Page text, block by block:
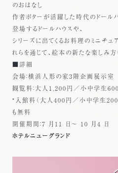
のおはなし
作者ポターが活躍した時代のドール
登場するドールハウスや、
シリーズに出てくるお料理のミニチュ
れらを通じて、絵本の新たな楽しみ
■詳細
会場：横浜人形の家3階企画展示室
観覧料：大人1,200円／小中学生
*入館料（大人400円／小中学生
も無料
開催期間：7 月11 日～ 10 月4 日
ホテルニューグランド